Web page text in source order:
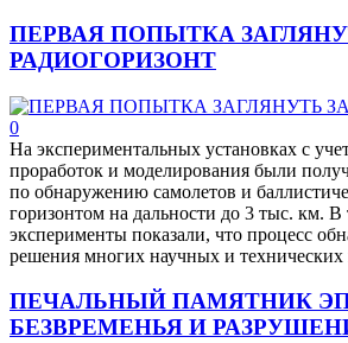
ПЕРВАЯ ПОПЫТКА
РАДИОГОРИЗОНТ
0
На экспериментальных установках с
проработок и моделирования были
по обнаружению самолетов и
горизонтом на дальности до 3 тыс. км. В
эксперименты показали, что процесс
решения многих научных и технических
ПЕЧАЛЬНЫЙ ПАМЯТНИК
БЕЗВРЕМЕНЬЯ И